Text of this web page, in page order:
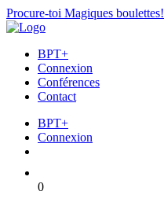
Procure-toi Magiques boulettes!
BPT+
Connexion
Conférences
Contact
BPT+
Connexion
0